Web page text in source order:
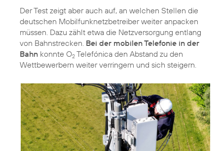
Der Test zeigt aber auch auf, an welchen Stellen die
deutschen Mobilfunknetzbetreiber weiter anpacken
müssen. Dazu zählt etwa die Netzversorgung entlang
von Bahnstrecken. Bei der mobilen Telefonie in der
Bahn konnte O2 Telefónica den Abstand zu den
Wettbewerbern weiter verringern und sich steigern.